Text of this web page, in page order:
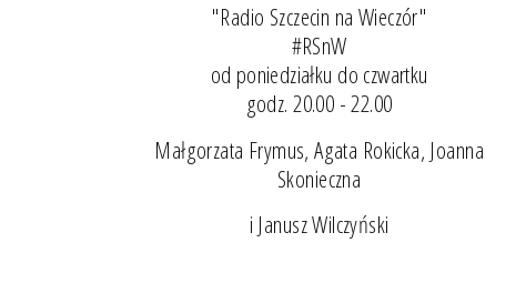
"Radio Szczecin na Wieczór"
#RSnW
od poniedziałku do czwartku
godz. 20.00 - 22.00
Małgorzata Frymus, Agata Rokicka, Joanna
Skonieczna
i Janusz Wilczyński